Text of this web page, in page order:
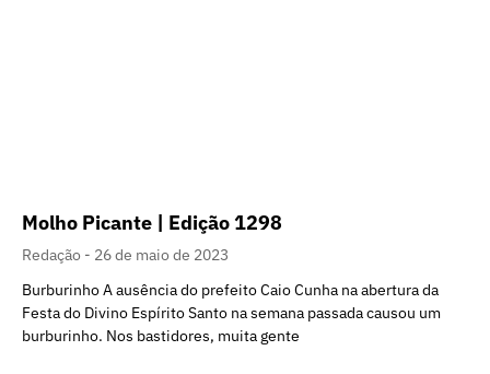
Molho Picante | Edição 1298
Redação
26 de maio de 2023
Burburinho A ausência do prefeito Caio Cunha na abertura da
Festa do Divino Espírito Santo na semana passada causou um
burburinho. Nos bastidores, muita gente